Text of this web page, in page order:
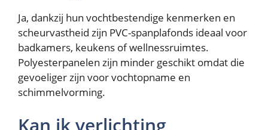
Ja, dankzij hun vochtbestendige kenmerken en
scheurvastheid zijn PVC-spanplafonds ideaal voor
badkamers, keukens of wellnessruimtes.
Polyesterpanelen zijn minder geschikt omdat die
gevoeliger zijn voor vochtopname en
schimmelvorming.
Kan ik verlichting